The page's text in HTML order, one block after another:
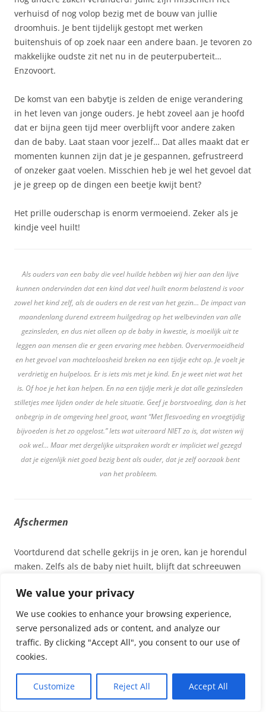
We value your privacy
We use cookies to enhance your browsing experience,
serve personalized ads or content, and analyze our
traffic. By clicking "Accept All", you consent to our use of
cookies.
Customize Reject All Accept All
verhuisd of nog volop bezig met de bouw van jullie
droomhuis. Je bent tijdelijk gestopt met werken
buitenshuis of op zoek naar een andere baan. Je tevoren zo
makkelijke oudste zit net nu in de peuterpuberteit…
Enzovoort.
De komst van een babytje is zelden de enige verandering
in het leven van jonge ouders. Je hebt zoveel aan je hoofd
dat er bijna geen tijd meer overblijft voor andere zaken
dan de baby. Laat staan voor jezelf… Dat alles maakt dat er
momenten kunnen zijn dat je je gespannen, gefrustreerd
of onzeker gaat voelen. Misschien heb je wel het gevoel dat
je je greep op de dingen een beetje kwijt bent?
Het prille ouderschap is enorm vermoeiend. Zeker als je
kindje veel huilt!
Als ouders van een baby die veel huilde hebben wij hier aan den lijve
kunnen ondervinden dat een kind dat veel huilt enorm belastend is voor
zowel het kind zelf, als de ouders en de rest van het gezin… De impact van
maandenlang durend extreem huilgedrag op het welbevinden van alle
gezinsleden, en dus niet alleen op de baby in kwestie, is moeilijk uit te
leggen aan mensen die er geen ervaring mee hebben. Oververmoeidheid
en het gevoel van machteloosheid breken na een tijdje echt op. Je voelt je
verdrietig en hulpeloos. Er is iets mis met je kind. En je weet niet wat het
is. Of hoe je het kan helpen. En na een tijdje merk je dat alle gezinsleden
stilletjes mee lijden onder de hele situatie. Geef je borstvoeding, dan is het
onbegrip in de omgeving heel groot, want “Met flesvoeding en vroegtijdig
bijvoeden is het zo opgelost.” Iets wat uiteraard NIET zo is, dat wisten wij
ook wel… Maar met dergelijke uitspraken wordt er impliciet wel gezegd
dat je eigenlijk niet goed bezig bent als ouder, dat je zelf oorzaak bent
van het probleem.
Afschermen
Voortdurend dat schelle gekrijs in je oren, kan je horendul
maken. Zelfs als de baby niet huilt, blijft dat schreeuwen
niet weg lijkt te gaan. Op de ergste huilmomenten kan het
helpen om jezelf even “af te sluiten” van het gehuil.
Als je met je kindje bezig bent, kan je bijvoorbeeld met een
hoofdtelefoon met
rustiger van. En misschien neemt je babytje die
ontspanning dan op de duur over.